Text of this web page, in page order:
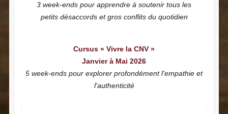
3 week-ends pour apprendre à soutenir tous les
petits désaccords et gros conflits du quotidien
Cursus « Vivre la CNV »
Janvier à Mai 2026
5 week-ends pour explorer profondément l'empathie et
l'authenticité